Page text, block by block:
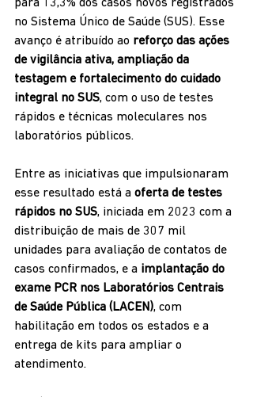
para 13,3% dos casos novos registrados
no Sistema Único de Saúde (SUS). Esse
avanço é atribuído ao reforço das ações
de vigilância ativa, ampliação da
testagem e fortalecimento do cuidado
integral no SUS, com o uso de testes
rápidos e técnicas moleculares nos
laboratórios públicos.
Entre as iniciativas que impulsionaram
esse resultado está a oferta de testes
rápidos no SUS, iniciada em 2023 com a
distribuição de mais de 307 mil
unidades para avaliação de contatos de
casos confirmados, e a implantação do
exame PCR nos Laboratórios Centrais
de Saúde Pública (LACEN), com
habilitação em todos os estados e a
entrega de kits para ampliar o
atendimento.